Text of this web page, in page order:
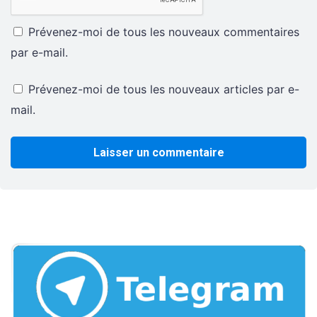
Prévenez-moi de tous les nouveaux commentaires
par e-mail.
Prévenez-moi de tous les nouveaux articles par e-
mail.